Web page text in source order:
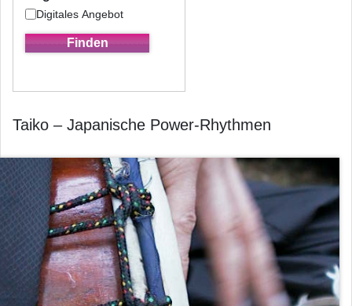
Digitales Angebot
Taiko – Japanische Power-Rhythmen